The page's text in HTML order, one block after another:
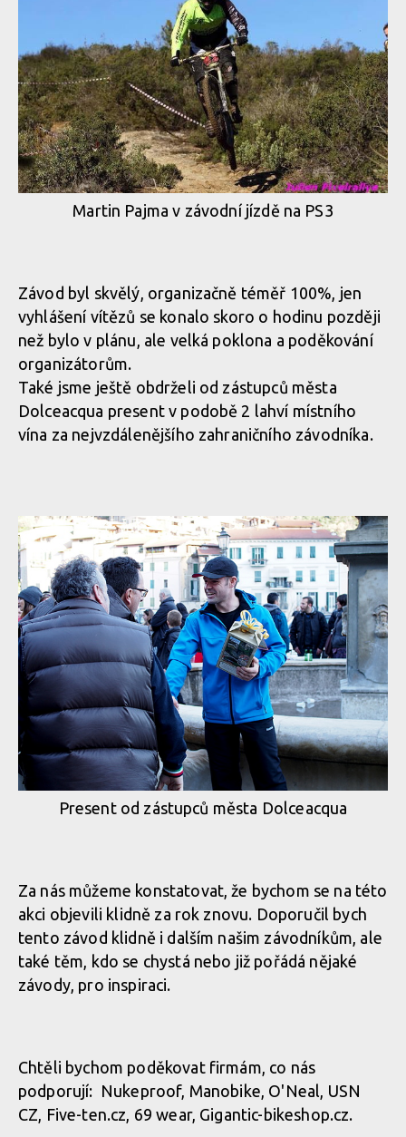
Martin Pajma v závodní jízdě na PS3
Závod byl skvělý, organizačně téměř 100%, jen
vyhlášení vítězů se konalo skoro o hodinu později
než bylo v plánu, ale velká poklona a poděkování
organizátorům.
Také jsme ještě obdrželi od zástupců města
Dolceacqua present v podobě 2 lahví místního
vína za nejvzdálenějšího zahraničního závodníka.
Present od zástupců města Dolceacqua
Za nás můžeme konstatovat, že bychom se na této
akci objevili klidně za rok znovu. Doporučil bych
tento závod klidně i dalším našim závodníkům, ale
také těm, kdo se chystá nebo již pořádá nějaké
závody, pro inspiraci.
Chtěli bychom poděkovat firmám, co nás
podporují: Nukeproof, Manobike, O'Neal, USN
CZ, Five-ten.cz, 69 wear, Gigantic-bikeshop.cz.